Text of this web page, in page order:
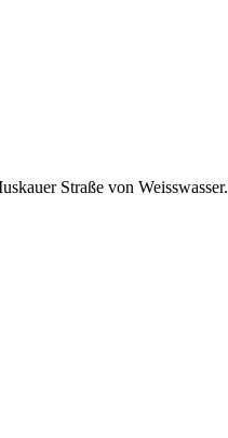
Straße von Weisswasser.